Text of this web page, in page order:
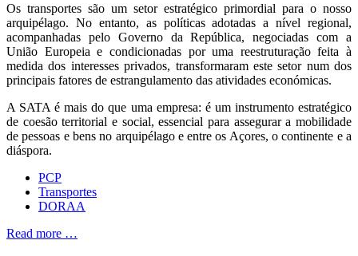
Os transportes são um setor estratégico primordial para o nosso
arquipélago. No entanto, as políticas adotadas a nível regional,
acompanhadas pelo Governo da República, negociadas com a
União Europeia e condicionadas por uma reestruturação feita à
medida dos interesses privados, transformaram este setor num dos
principais fatores de estrangulamento das atividades económicas.
A SATA é mais do que uma empresa: é um instrumento estratégico
de coesão territorial e social, essencial para assegurar a mobilidade
de pessoas e bens no arquipélago e entre os Açores, o continente e a
diáspora.
PCP
Transportes
DORAA
Read more …